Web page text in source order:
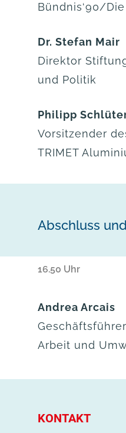
Bündnis‘90/
Dr. Stefan Mair
Direktor
und Politik
Philipp
Vorsitzender
TRIMET
Abschluss
16.50 Uhr
Andrea Arcais
Arbeit und
KONTAKT